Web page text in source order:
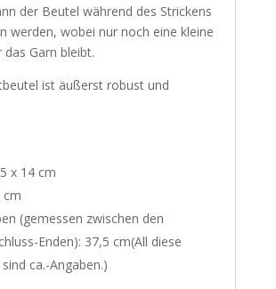
der Beutel während des Strickens
werden, wobei nur noch eine kleine
Garn bleibt.
ist äußerst robust und
x 14 cm
cm
(gemessen zwischen den
Enden): 37,5 cm(All diese
ca.-Angaben.)